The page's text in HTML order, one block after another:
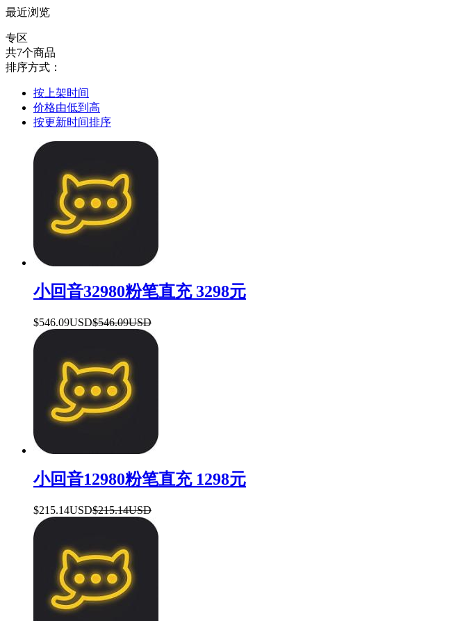
最近浏览
专区
共7个商品
排序方式：
按上架时间
价格由低到高
按更新时间排序
小回音32980粉笔直充 3298元
$546.09USD$546.09USD
小回音12980粉笔直充 1298元
$215.14USD$215.14USD